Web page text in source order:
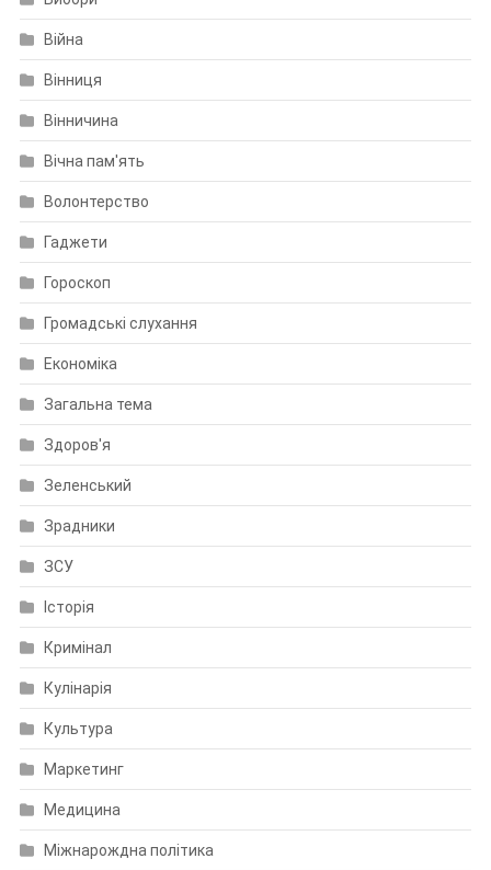
Війна
Вінниця
Вінничина
Вічна пам'ять
Волонтерство
Гаджети
Гороскоп
Громадські слухання
Економіка
Загальна тема
Здоров'я
Зеленський
Зрадники
ЗСУ
Історія
Кримінал
Кулінарія
Культура
Маркетинг
Медицина
Міжнарождна політика